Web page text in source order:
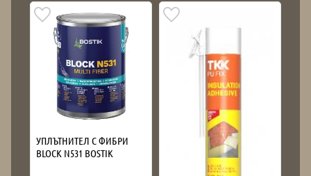
УПЛЪТНИТЕЛ С ФИБРИ
BLOCK N531 BOSTIK